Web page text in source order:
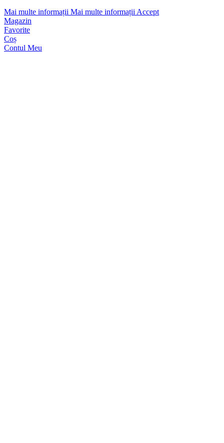
Mai multe informații Mai multe informațiiAccept
Magazin
Favorite
Coș
Contul Meu